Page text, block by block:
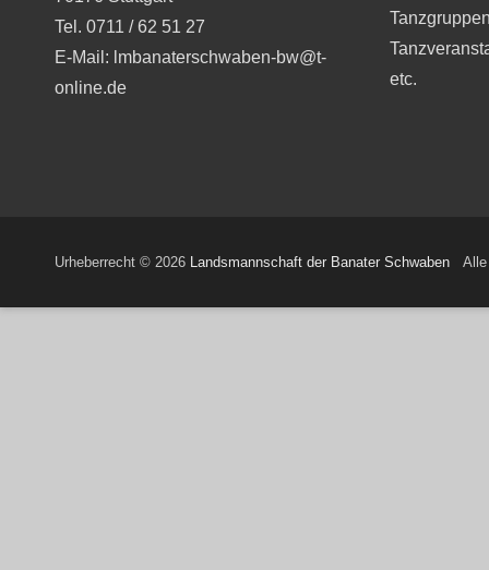
Tel. 0711 / 62 51 27
E-Mail: lmbanaterschwaben-bw@t-
online.de
etc.
Urheberrecht © 2026 Landsmannschaft der Banater Schwaben Alle